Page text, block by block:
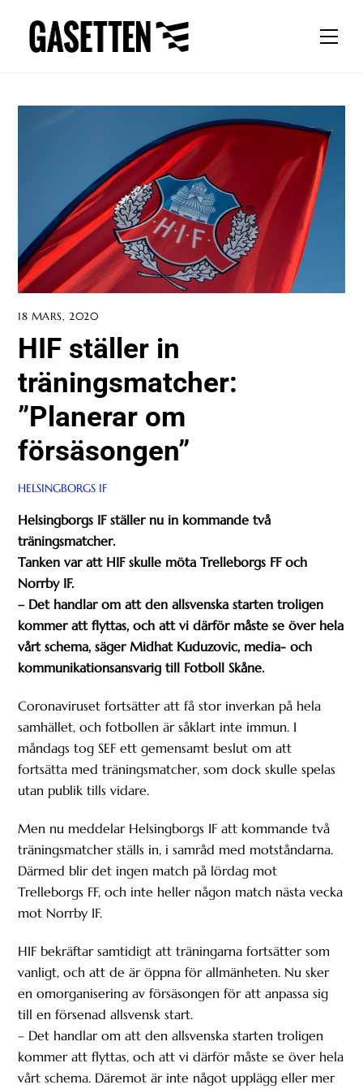
content
18 MARS, 2020
HIF ställer in
träningsmatcher:
”Planerar om
försäsongen”
HELSINGBORGS IF
Helsingborgs IF ställer nu in kommande två
träningsmatcher.
Tanken var att HIF skulle möta Trelleborgs FF och
Norrby IF.
– Det handlar om att den allsvenska starten troligen
kommer att flyttas, och att vi därför måste se över hela
vårt schema, säger Midhat Kuduzovic, media- och
kommunikationsansvarig till Fotboll Skåne.
Coronaviruset fortsätter att få stor inverkan på hela
samhället, och fotbollen är såklart inte immun. I
måndags tog SEF ett gemensamt beslut om att
fortsätta med träningsmatcher, som dock skulle spelas
utan publik tills vidare.
Men nu meddelar Helsingborgs IF att kommande två
träningsmatcher ställs in, i samråd med motståndarna.
Därmed blir det ingen match på lördag mot
Trelleborgs FF, och inte heller någon match nästa vecka
mot Norrby IF.
HIF bekräftar samtidigt att träningarna fortsätter som
vanligt, och att de är öppna för allmänheten. Nu sker
en omorganisering av försäsongen för att anpassa sig
till en försenad allsvensk start.
– Det handlar om att den allsvenska starten troligen
kommer att flyttas, och att vi därför måste se över hela
vårt schema. Däremot är inte något upplägg eller mer